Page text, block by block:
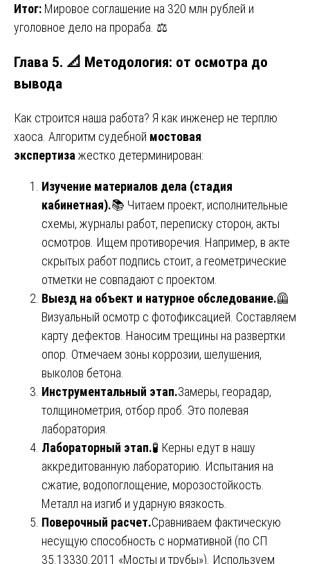
Итог: Мировое соглашение на 320 млн рублей и
уголовное дело на прораба. ⚖️
Глава 5. 📐 Методология: от осмотра до
вывода
Как строится наша работа? Я как инженер не терплю
хаоса. Алгоритм судебной мостовая
экспертиза жестко детерминирован:
Изучение материалов дела (стадия
кабинетная).📚 Читаем проект, исполнительные
схемы, журналы работ, переписку сторон, акты
осмотров. Ищем противоречия. Например, в акте
скрытых работ подпись стоит, а геометрические
отметки не совпадают с проектом.
Выезд на объект и натурное обследование.🦺
Визуальный осмотр с фотофиксацией. Составляем
карту дефектов. Наносим трещины на развертки
опор. Отмечаем зоны коррозии, шелушения,
выколов бетона.
Инструментальный этап.Замеры, георадар,
толщинометрия, отбор проб. Это полевая
лаборатория.
Лабораторный этап.🧪 Керны едут в нашу
аккредитованную лабораторию. Испытания на
сжатие, водопоглощение, морозостойкость.
Металл на изгиб и ударную вязкость.
Поверочный расчет.Сравниваем фактическую
несущую способность с нормативной (по СП
35.13330.2011 «Мосты и трубы»). Используем